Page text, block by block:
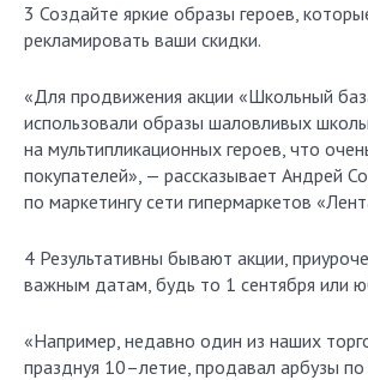
3 Создайте яркие образы героев,
рекламировать ваши скидки.
«Для продвижения акции «Школьный
использовали образы шаловливых
на мультипликационных героев, что
покупателей», — рассказывает Андрей
по маркетингу сети гипермаркетов
4 Результативны бывают акции,
важным датам, будь то 1 сентября или
«Например, недавно один из наших
празднуя 10–летие, продавал арбузы